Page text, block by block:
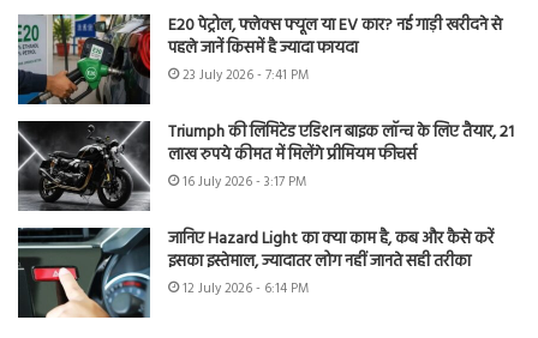
E20 पेट्रोल, फ्लेक्स फ्यूल या EV कार? नई गाड़ी खरीदने से
पहले जानें किसमें है ज्यादा फायदा
23 July 2026 - 7:41 PM
Triumph की लिमिटेड एडिशन बाइक लॉन्च के लिए तैयार, 21
लाख रुपये कीमत में मिलेंगे प्रीमियम फीचर्स
16 July 2026 - 3:17 PM
जानिए Hazard Light का क्या काम है, कब और कैसे करें
इसका इस्तेमाल, ज्यादातर लोग नहीं जानते सही तरीका
12 July 2026 - 6:14 PM